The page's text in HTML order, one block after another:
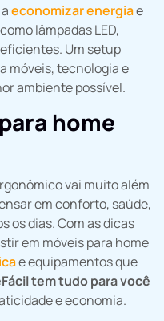
economizar energiae
lâmpadas LED,
Um setup
móveis, tecnologia e
ambiente possível.
home
vai muito além
em conforto, saúde,
os dias. Com as dicas
em móveis para home
e equipamentos que
tem tudo para você
e economia.